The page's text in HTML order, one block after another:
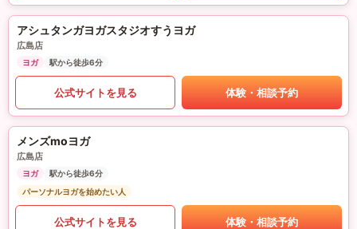
アシュタンガヨガスタジオすうヨガ
広島店
ヨガ 駅から徒歩6分
公式サイトを見る 体験・相談予約
メンズmoヨガ
広島店
ヨガ
駅から徒歩6分
パーソナルヨガを始めたい人
公式サイトを見る 体験・相談予約